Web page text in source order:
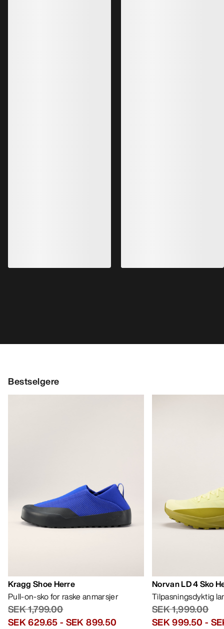
Bestselgere
Kragg Shoe Herre
Pull-on-sko for raske anmarsjer
SEK 1,799.00
SEK 629.65- SEK 899.50
Norvan LD 4 Sko
Tilpasningsdyktig
SEK 1,999.00
SEK 999.50 -